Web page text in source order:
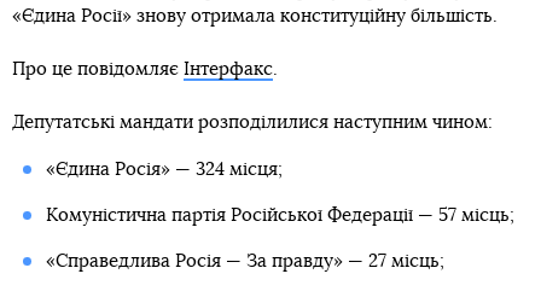
«Єдина Росії» знову отримала конституційну більшість.
Про це повідомляє Інтерфакс.
Депутатські мандати розподілилися наступним чином:
«Єдина Росія» — 324 місця;
Комуністична партія Російської Федерації — 57 місць;
«Справедлива Росія — За правду» — 27 місць;